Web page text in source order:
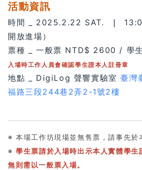
活動資訊
時間 _ 2025.2.22 SAT. ❘
開放進場）
票種 _ 一般票 NTD$ 2600 / 學
入場時工作人員會確認學生證本人註冊章
地點 _ DigiLog 聲響實驗室臺灣
福路三段244巷2弄2-1號2樓
※ 本場工作坊現場並無售票，請事先於
※學生票請於入場時出示本人實體學生
無則需以一般票入場。